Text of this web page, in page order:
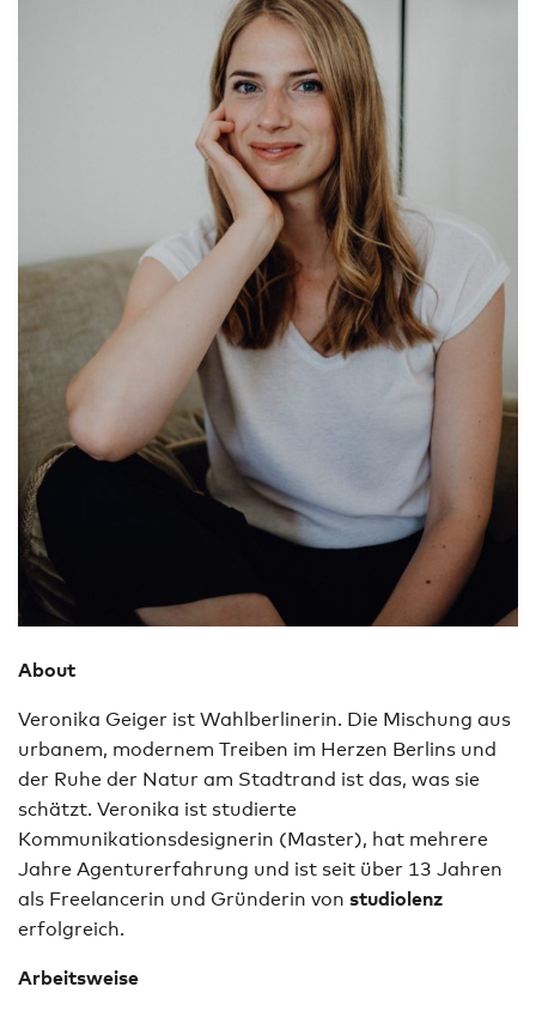
About
Veronika Geiger ist Wahlberlinerin. Die Mischung aus
urbanem, modernem Treiben im Herzen Berlins und
der Ruhe der Natur am Stadtrand ist das, was sie
schätzt. Veronika ist studierte
Kommunikationsdesignerin (Master), hat mehrere
Jahre Agenturerfahrung und ist seit über 13 Jahren
als Freelancerin und Gründerin von studiolenz
erfolgreich.
Arbeitsweise